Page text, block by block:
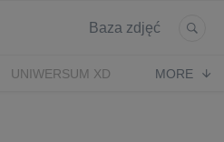
Baza zdjęć
UNIWERSUM XD
MORE